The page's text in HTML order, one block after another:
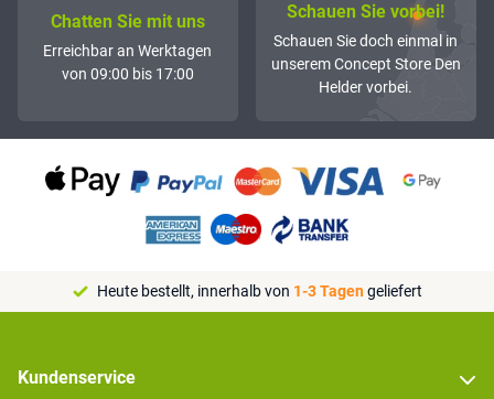
Chatten Sie mit uns
Erreichbar an Werktagen
von 09:00 bis 17:00
Schauen Sie vorbei!
Schauen Sie doch einmal in
unserem Concept Store Den
Helder vorbei.
Heute bestellt, innerhalb von 1-3 Tagengeliefert
Kundenservice